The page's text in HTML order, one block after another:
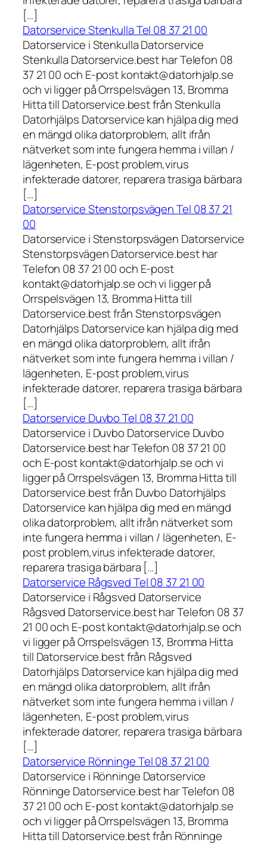
[…]
Datorservice Stenkulla Tel 08 37 21 00
Datorservice i Stenkulla Datorservice
Stenkulla Datorservice.best har Telefon 08
37 21 00 och E-post kontakt@datorhjalp.se
och vi ligger på Orrspelsvägen 13, Bromma
Hitta till Datorservice.best från Stenkulla
Datorhjälps Datorservice kan hjälpa dig med
en mängd olika datorproblem, allt ifrån
nätverket som inte fungera hemma i villan /
lägenheten, E-post problem,virus
infekterade datorer, reparera trasiga bärbara
[…]
Datorservice Stenstorpsvägen Tel 08 37 21
00
Datorservice i Stenstorpsvägen Datorservice
Stenstorpsvägen Datorservice.best har
Telefon 08 37 21 00 och E-post
kontakt@datorhjalp.se och vi ligger på
Orrspelsvägen 13, Bromma Hitta till
Datorservice.best från Stenstorpsvägen
Datorhjälps Datorservice kan hjälpa dig med
en mängd olika datorproblem, allt ifrån
nätverket som inte fungera hemma i villan /
lägenheten, E-post problem,virus
infekterade datorer, reparera trasiga bärbara
[…]
Datorservice Duvbo Tel 08 37 21 00
Datorservice i Duvbo Datorservice Duvbo
Datorservice.best har Telefon 08 37 21 00
och E-post kontakt@datorhjalp.se och vi
ligger på Orrspelsvägen 13, Bromma Hitta till
Datorservice.best från Duvbo Datorhjälps
Datorservice kan hjälpa dig med en mängd
olika datorproblem, allt ifrån nätverket som
inte fungera hemma i villan / lägenheten, E-
post problem,virus infekterade datorer,
reparera trasiga bärbara […]
Datorservice Rågsved Tel 08 37 21 00
Datorservice i Rågsved Datorservice
Rågsved Datorservice.best har Telefon 08 37
21 00 och E-post kontakt@datorhjalp.se och
vi ligger på Orrspelsvägen 13, Bromma Hitta
till Datorservice.best från Rågsved
Datorhjälps Datorservice kan hjälpa dig med
en mängd olika datorproblem, allt ifrån
nätverket som inte fungera hemma i villan /
lägenheten, E-post problem,virus
infekterade datorer, reparera trasiga bärbara
[…]
Datorservice Rönninge Tel 08 37 21 00
Datorservice i Rönninge Datorservice
Rönninge Datorservice.best har Telefon 08
37 21 00 och E-post kontakt@datorhjalp.se
och vi ligger på Orrspelsvägen 13, Bromma
Hitta till Datorservice.best från Rönninge